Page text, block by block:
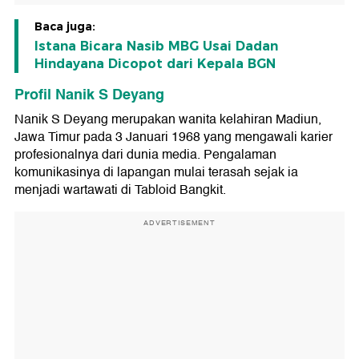
Baca juga:
Istana Bicara Nasib MBG Usai Dadan
Hindayana Dicopot dari Kepala BGN
Profil Nanik S Deyang
Nanik S Deyang merupakan wanita kelahiran Madiun,
Jawa Timur pada 3 Januari 1968 yang mengawali karier
profesionalnya dari dunia media. Pengalaman
komunikasinya di lapangan mulai terasah sejak ia
menjadi wartawati di Tabloid Bangkit.
ADVERTISEMENT